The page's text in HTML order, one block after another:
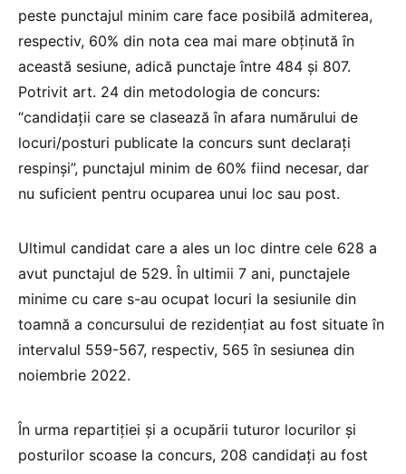
peste punctajul minim care face posibilă admiterea,
respectiv, 60% din nota cea mai mare obținută în
această sesiune, adică punctaje între 484 și 807.
Potrivit art. 24 din metodologia de concurs:
“candidații care se clasează în afara numărului de
locuri/posturi publicate la concurs sunt declarați
respinși”, punctajul minim de 60% fiind necesar, dar
nu suficient pentru ocuparea unui loc sau post.
Ultimul candidat care a ales un loc dintre cele 628 a
avut punctajul de 529. În ultimii 7 ani, punctajele
minime cu care s-au ocupat locuri la sesiunile din
toamnă a concursului de rezidențiat au fost situate în
intervalul 559-567, respectiv, 565 în sesiunea din
noiembrie 2022.
În urma repartiției și a ocupării tuturor locurilor și
posturilor scoase la concurs, 208 candidați au fost